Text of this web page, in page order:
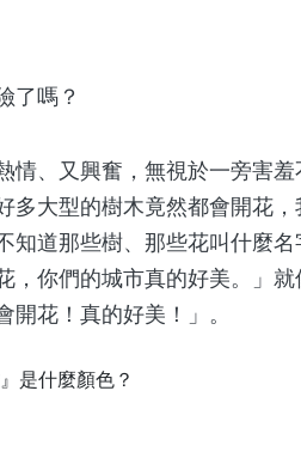
了嗎？
、又興奮，無視於一旁害羞
多大型的樹木竟然都會開花
道那些樹、那些花叫什麼名
你們的城市真的好美。」
花！真的好美！」。